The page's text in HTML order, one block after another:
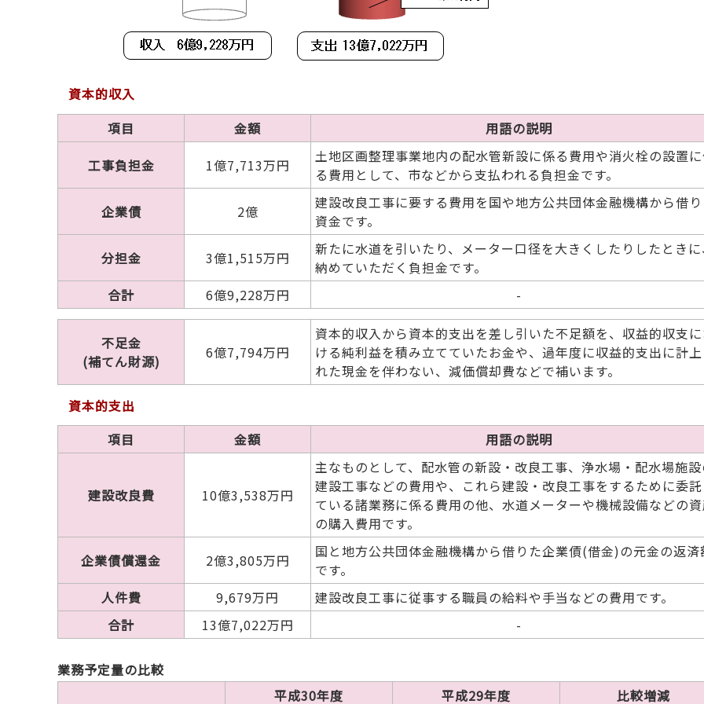
資本的収入
項目
金額
用語の説明
工事負担金
1億7,713万円
土地区画整理事業地内の配水管新設に係る費用や消火栓の設置
る費用として、市などから支払われる負担金です。
企業債
2億
建設改良工事に要する費用を国や地方公共団体金融機構から借り
資金です。
分担金
3億1,515万円
新たに水道を引いたり、メーター口径を大きくしたりしたときに
納めていただく負担金です。
合計
6億9,228万円 -
不足金
(補てん財源)
6億7,794万円
資本的収入から資本的支出を差し引いた不足額を、収益的収支
ける純利益を積み立てていたお金や、過年度に収益的支出に計上
れた現金を伴わない、減価償却費などで補います。
資本的支出
項目
金額 用語の説明
建設改良費 10億3,538万円
主なものとして、配水管の新設・改良工事、浄水場・配水場施設
建設工事などの費用や、これら建設・改良工事をするために委託
ている諸業務に係る費用の他、水道メーターや機械設備などの
の購入費用です。
企業債償還金
2億3,805万円
国と地方公共団体金融機構から借りた企業債(借金)の元金の返済
です。
人件費
9,679万円
建設改良工事に従事する職員の給料や手当などの費用です。
合計
13億7,022万円 -
業務予定量の比較
平成30年度
平成29年度 比較増減